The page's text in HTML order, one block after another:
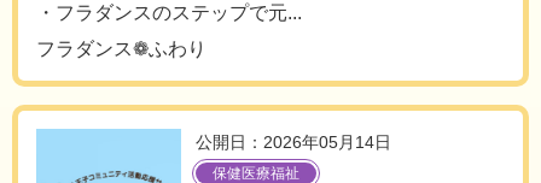
・フラダンスのステップで元...
フラダンス❁ふわり
公開日：2026年05月14日
保健医療福祉